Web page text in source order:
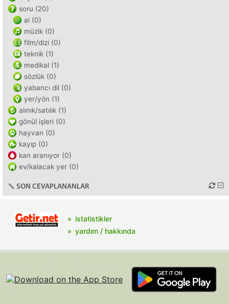
soru (20)
ai (0)
müzik (0)
film/dizi (0)
teknik (1)
medikal (1)
sözlük (0)
yabancı dil (0)
yer/yön (1)
alınık/satılık (1)
gönül işleri (0)
hayvan (0)
kayıp (0)
kan aranıyor (0)
ev/kalacak yer (0)
SON CEVAPLANANLAR
istatistikler
yardım / hakkında